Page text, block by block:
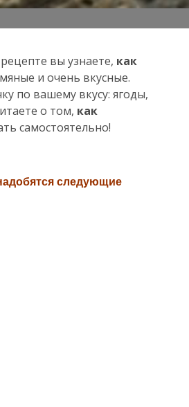
вы узнаете, как
и очень вкусные.
по вашему вкусу: ягоды,
о том, как
самостоятельно!
следующие